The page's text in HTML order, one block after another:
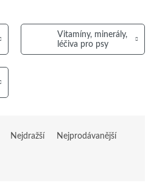
Vitamíny, minerály,
léčiva pro psy
Nejdražší Nejprodávanější